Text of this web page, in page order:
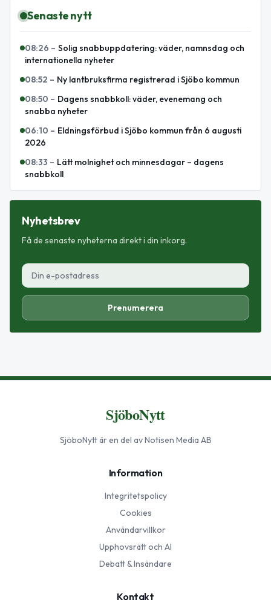
Senaste nytt
08:26 – Solig snabbuppdatering: väder, namnsdag och
internationella nyheter
08:52 – Ny lantbruksfirma registrerad i Sjöbo kommun
08:50 – Dagens snabbkoll: väder, evenemang och
snabba nyheter
06:10 – Eldningsförbud i Sjöbo kommun från 6 augusti
2026
08:33 – Lätt molnighet och minnesdagar – dagens
snabbkoll
Nyhetsbrev
Få de senaste nyheterna direkt i din inkorg.
Prenumerera
SjöboNytt
SjöboNyttär en del av Notisen Media AB
Information
Integritetspolicy
Cookies
Användarvillkor
Upphovsrätt och AI
Debatt & Insändare
Kontakt